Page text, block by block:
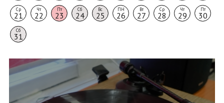
Ср
21
Чт
22
Пт
23
Сб
24
Вс
25
ПН
26
Вт
27
Ср
28
Чт
29
Пт
30
Сб
31